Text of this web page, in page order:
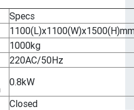
Specs
1000kg
220AC/50Hz
0.8kW
Closed